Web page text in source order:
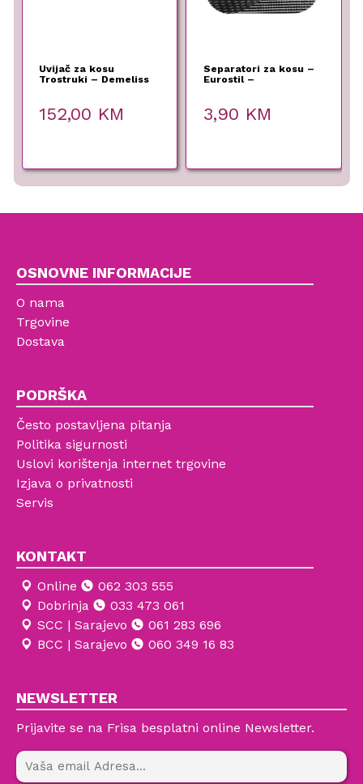
Uvijač za kosu
Trostruki – Demeliss
152,00 KM
Separatori za kosu –
Eurostil –
3,90 KM
OSNOVNE INFORMACIJE
O nama
Trgovine
Dostava
PODRŠKA
Često postavljena pitanja
Politika sigurnosti
Uslovi korištenja internet trgovine
Izjava o privatnosti
Servis
KONTAKT
Online
062 303 555
Dobrinja
033 473 061
SCC | Sarajevo
061 283 696
BCC | Sarajevo
060 349 16 83
NEWSLETTER
Prijavite se na Frisa besplatni online Newsletter.